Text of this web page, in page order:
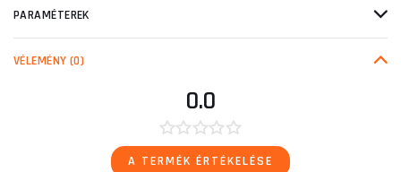
PARAMÉTEREK
VÉLEMÉNY (0)
0.0
A TERMÉK ÉRTÉKELÉSE